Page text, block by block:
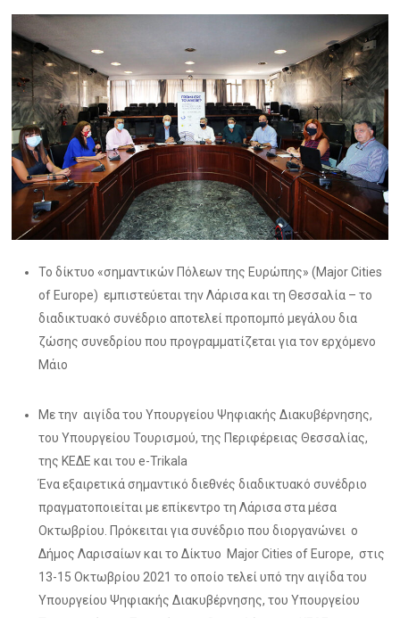
To δίκτυο «σημαντικών Πόλεων της Ευρώπης» (Major Cities
of Europe) εμπιστεύεται την Λάρισα και τη Θεσσαλία – το
διαδικτυακό συνέδριο αποτελεί προπομπό μεγάλου δια
ζώσης συνεδρίου που προγραμματίζεται για τον ερχόμενο
Μάιο
Με την αιγίδα του Υπουργείου Ψηφιακής Διακυβέρνησης,
του Υπουργείου Τουρισμού, της Περιφέρειας Θεσσαλίας,
της ΚΕΔΕ και του e-Trikala
Ένα εξαιρετικά σημαντικό διεθνές διαδικτυακό συνέδριο
πραγματοποιείται με επίκεντρο τη Λάρισα στα μέσα
Οκτωβρίου. Πρόκειται για συνέδριο που διοργανώνει ο
Δήμος Λαρισαίων και το Δίκτυο Major Cities of Europe, στις
13-15 Οκτωβρίου 2021 το οποίο τελεί υπό την αιγίδα του
Υπουργείου Ψηφιακής Διακυβέρνησης, του Υπουργείου